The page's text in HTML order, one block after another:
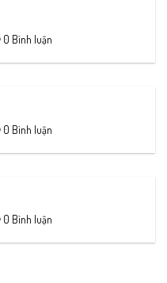
0 Bình luận
0 Bình luận
0 Bình luận